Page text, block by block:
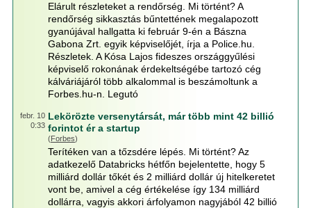
Elárult részleteket a rendőrség. Mi történt? A
rendőrség sikkasztás bűntettének megalapozott
gyanújával hallgatta ki február 9-én a Bászna
Gabona Zrt. egyik képviselőjét, írja a Police.hu.
Részletek. A Kósa Lajos fideszes országgyűlési
képviselő rokonának érdekeltségébe tartozó cég
kálváriájáról több alkalommal is beszámoltunk a
Forbes.hu-n. Legutó
febr. 10
0:33
Lekörözte versenytársát, már több mint 42 billió
forintot ér a startup
(Forbes)
Terítéken van a tőzsdére lépés. Mi történt? Az
adatkezelő Databricks hétfőn bejelentette, hogy 5
milliárd dollár tőkét és 2 milliárd dollár új hitelkeretet
vont be, amivel a cég értékelése így 134 milliárd
dollárra, vagyis akkori árfolyamon nagyjából 42 billió